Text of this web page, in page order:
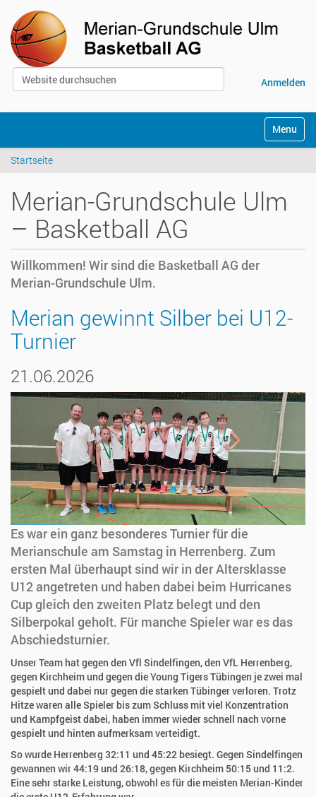
Website durchsuchen
Anmelden
k
Toggle
Startseite
Merian-Grundschule Ulm
– Basketball AG
Willkommen! Wir sind die Basketball AG der
Merian-Grundschule Ulm.
Merian gewinnt Silber bei U12-
Turnier
21.06.2026
Es war ein ganz besonderes Turnier für die
Merianschule am Samstag in Herrenberg. Zum
ersten Mal überhaupt sind wir in der Altersklasse
U12 angetreten und haben dabei beim Hurricanes
Cup gleich den zweiten Platz belegt und den
Silberpokal geholt. Für manche Spieler war es das
Abschiedsturnier.
Unser Team hat gegen den Vfl Sindelfingen, den VfL Herrenberg,
gegen Kirchheim und gegen die Young Tigers Tübingen je zwei mal
gespielt und dabei nur gegen die starken Tübinger verloren. Trotz
Hitze waren alle Spieler bis zum Schluss mit viel Konzentration
und Kampfgeist dabei, haben immer wieder schnell nach vorne
gespielt und hinten aufmerksam verteidigt.
So wurde Herrenberg 32:11 und 45:22 besiegt. Gegen Sindelfingen
gewannen wir 44:19 und 26:18, gegen Kirchheim 50:15 und 11:2.
Eine sehr starke Leistung, obwohl es für die meisten Merian-Kinder